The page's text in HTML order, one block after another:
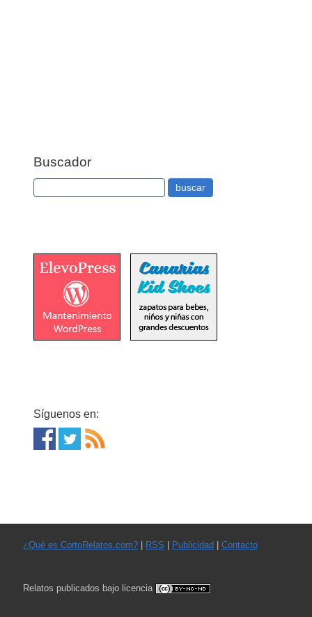
Buscador
Síguenos en:
¿Qué es CortoRelatos.com?| RSS Publicidad Contacto
Relatos publicados bajo licencia